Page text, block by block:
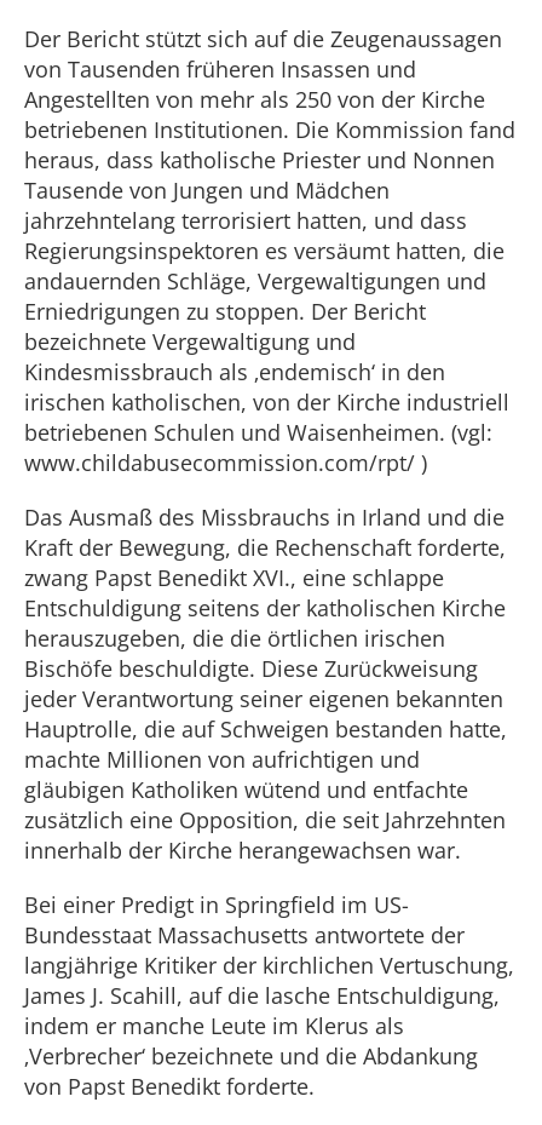
Der Bericht stützt sich auf die Zeugenaussagen
von Tausenden früheren Insassen und
Angestellten von mehr als 250 von der Kirche
betriebenen Institutionen. Die Kommission fand
heraus, dass katholische Priester und Nonnen
Tausende von Jungen und Mädchen
jahrzehntelang terrorisiert hatten, und dass
Regierungsinspektoren es versäumt hatten, die
andauernden Schläge, Vergewaltigungen und
Erniedrigungen zu stoppen. Der Bericht
bezeichnete Vergewaltigung und
Kindesmissbrauch als ‚endemisch‘ in den
irischen katholischen, von der Kirche industriell
betriebenen Schulen und Waisenheimen. (vgl:
www.childabusecommission.com/rpt/ )
Das Ausmaß des Missbrauchs in Irland und die
Kraft der Bewegung, die Rechenschaft forderte,
zwang Papst Benedikt XVI., eine schlappe
Entschuldigung seitens der katholischen Kirche
herauszugeben, die die örtlichen irischen
Bischöfe beschuldigte. Diese Zurückweisung
jeder Verantwortung seiner eigenen bekannten
Hauptrolle, die auf Schweigen bestanden hatte,
machte Millionen von aufrichtigen und
gläubigen Katholiken wütend und entfachte
zusätzlich eine Opposition, die seit Jahrzehnten
innerhalb der Kirche herangewachsen war.
Bei einer Predigt in Springfield im US-
Bundesstaat Massachusetts antwortete der
langjährige Kritiker der kirchlichen Vertuschung,
James J. Scahill, auf die lasche Entschuldigung,
indem er manche Leute im Klerus als
‚Verbrecher‘ bezeichnete und die Abdankung
von Papst Benedikt forderte.